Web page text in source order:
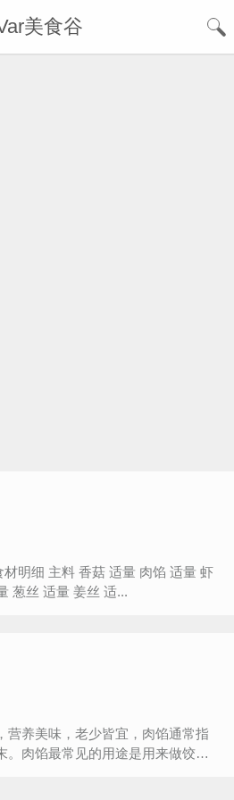
美食谷
仁 适量 辅料 胡萝卜丝 适量 葱丝 适量 姜丝 适...
营养美味，老少皆宜，肉馅通常指
。肉馅最常见的用途是用来做饺子